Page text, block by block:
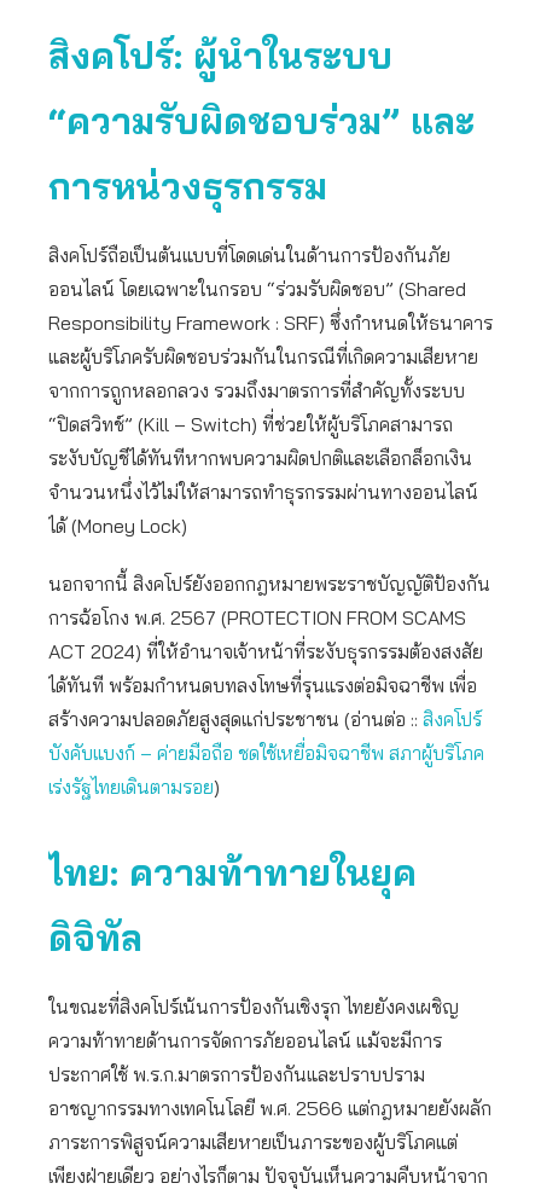
สิงคโปร์: ผู้นำในระบบ
“ความรับผิดชอบร่วม” และ
การหน่วงธุรกรรม
สิงคโปร์ถือเป็นต้นแบบที่โดดเด่นในด้านการป้องกันภัย
ออนไลน์ โดยเฉพาะในกรอบ “ร่วมรับผิดชอบ” (Shared
Responsibility Framework : SRF) ซึ่งกำหนดให้ธนาคาร
และผู้บริโภครับผิดชอบร่วมกันในกรณีที่เกิดความเสียหาย
จากการถูกหลอกลวง รวมถึงมาตรการที่สำคัญทั้งระบบ
“ปิดสวิทช์” (Kill – Switch) ที่ช่วยให้ผู้บริโภคสามารถ
ระงับบัญชีได้ทันทีหากพบความผิดปกติและเลือกล็อกเงิน
จำนวนหนึ่งไว้ไม่ให้สามารถทำธุรกรรมผ่านทางออนไลน์
ได้ (Money Lock)
นอกจากนี้ สิงคโปร์ยังออกกฎหมายพระราชบัญญัติป้องกัน
การฉ้อโกง พ.ศ. 2567 (PROTECTION FROM SCAMS
ACT 2024) ที่ให้อำนาจเจ้าหน้าที่ระงับธุรกรรมต้องสงสัย
ได้ทันที พร้อมกำหนดบทลงโทษที่รุนแรงต่อมิจฉาชีพ เพื่อ
สร้างความปลอดภัยสูงสุดแก่ประชาชน (อ่านต่อ :: สิงคโปร์
บังคับแบงก์ – ค่ายมือถือ ชดใช้เหยื่อมิจฉาชีพ สภาผู้บริโภค
เร่งรัฐไทยเดินตามรอย)
ไทย: ความท้าทายในยุค
ดิจิทัล
ในขณะที่สิงคโปร์เน้นการป้องกันเชิงรุก ไทยยังคงเผชิญ
ความท้าทายด้านการจัดการภัยออนไลน์ แม้จะมีการ
ประกาศใช้ พ.ร.ก.มาตรการป้องกันและปราบปราม
อาชญากรรมทางเทคโนโลยี พ.ศ. 2566 แต่กฎหมายยังผลัก
ภาระการพิสูจน์ความเสียหายเป็นภาระของผู้บริโภคแต่
เพียงฝ่ายเดียว อย่างไรก็ตาม ปัจจุบันเห็นความคืบหน้าจาก